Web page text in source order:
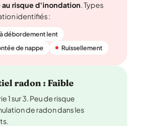
au risque d'inondation. Types
identifiés :
débordement lent
de nappe
Ruissellement
radon : Faible
1 sur 3. Peu de risque
de radon dans les